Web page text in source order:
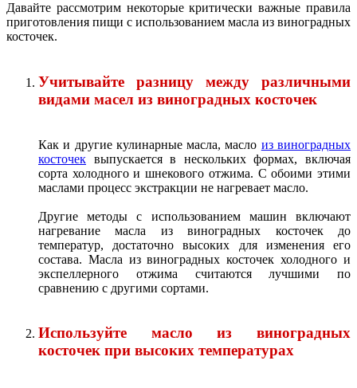
Давайте рассмотрим некоторые критически важные правила
приготовления пищи с использованием масла из виноградных
косточек.
Учитывайте разницу между различными
видами масел из виноградных косточек
Как и другие кулинарные масла, масло из виноградных
косточек выпускается в нескольких формах, включая
сорта холодного и шнекового отжима. С обоими этими
маслами процесс экстракции не нагревает масло.
Другие методы с использованием машин включают
нагревание масла из виноградных косточек до
температур, достаточно высоких для изменения его
состава. Масла из виноградных косточек холодного и
экспеллерного отжима считаются лучшими по
сравнению с другими сортами.
Используйте масло из виноградных
косточек при высоких температурах